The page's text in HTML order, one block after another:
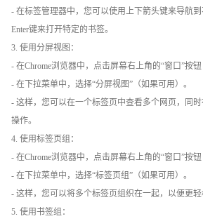
- 在标签管理器中，您可以使用上下箭头键来导航
Enter键来打开特定的书签。
3. 使用分屏视图：
- 在Chrome浏览器中，点击屏幕右上角的“窗口”按钮
- 在下拉菜单中，选择“分屏视图”（如果可用）。
- 这样，您可以在一个标签页中查看多个网页，同
操作。
4. 使用标签页组：
- 在Chrome浏览器中，点击屏幕右上角的“窗口”按钮
- 在下拉菜单中，选择“标签页组”（如果可用）。
- 这样，您可以将多个标签页组织在一起，以便更轻
5. 使用书签组：